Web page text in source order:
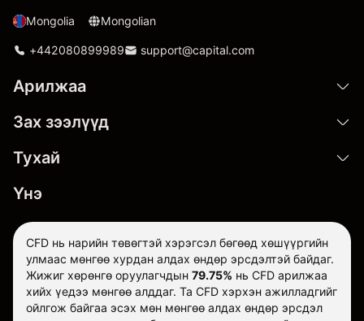
Mongolia Mongolian
+442080899989 support@capital.com
Арилжаа
Зах зээлүүд
Тухай
Үнэ
CFD нь нарийн төвөгтэй хэрэгсэл бөгөөд хөшүүргийн
улмаас мөнгөө хурдан алдах өндөр эрсдэлтэй байдаг.
Жижиг хөрөнгө оруулагчдын 79.75% нь CFD арилжаа
хийх үедээ мөнгөө алддаг. Та CFD хэрхэн ажилладгийг
ойлгож байгаа эсэх мөн мөнгөө алдах өндөр эрсдэл